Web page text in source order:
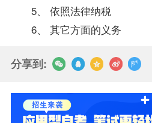
5、 依照法律纳税
6、 其它方面的义务
分享到: